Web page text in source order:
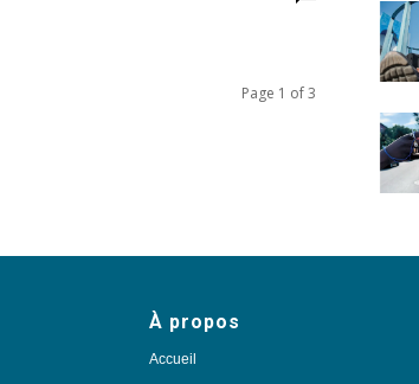
Page 1 of 3
À propos
Accueil